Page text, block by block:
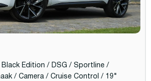
Black Edition / DSG / Sportline /
/ Camera / Cruise Control / 19"